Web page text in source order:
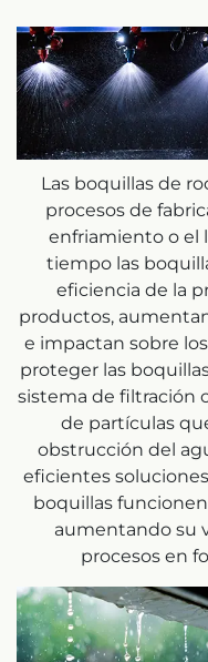
Las boquillas de
procesos de
enfriamiento o el
tiempo las
eficiencia de la
productos,
e impactan sobre
proteger las
sistema de filtración
de partículas
obstrucción del
eficientes
boquillas
aumentando su
procesos en